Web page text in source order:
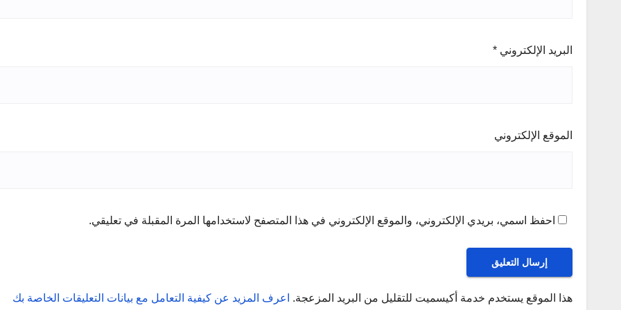
البريد الإلكتروني *
الموقع الإلكتروني
احفظ اسمي، بريدي الإلكتروني، والموقع الإلكتروني في هذا المتصفح لاستخدامها المرة المقبلة في تعليقي.
هذا الموقع يستخدم خدمة أكيسميت للتقليل من البريد المزعجة. اعرف المزيد عن كيفية التعامل مع بيانات التعليقات الخاصة بك